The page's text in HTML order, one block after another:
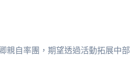
親自率團，期望透過活動拓展中部